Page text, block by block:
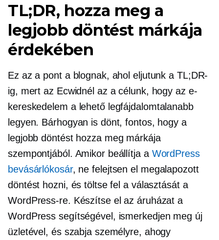
TL;DR, hozza meg a
legjobb döntést márkája
érdekében
Ez az a pont a blognak, ahol eljutunk a TL;DR-
ig, mert az Ecwidnél az a célunk, hogy az e-
kereskedelem a lehető legfájdalomtalanabb
legyen. Bárhogyan is dönt, fontos, hogy a
legjobb döntést hozza meg márkája
szempontjából. Amikor beállítja a WordPress
bevásárlókosár, ne felejtsen el megalapozott
döntést hozni, és töltse fel a választását a
WordPress-re. Készítse el az áruházat a
WordPress segítségével, ismerkedjen meg új
üzletével, és szabja személyre, ahogy